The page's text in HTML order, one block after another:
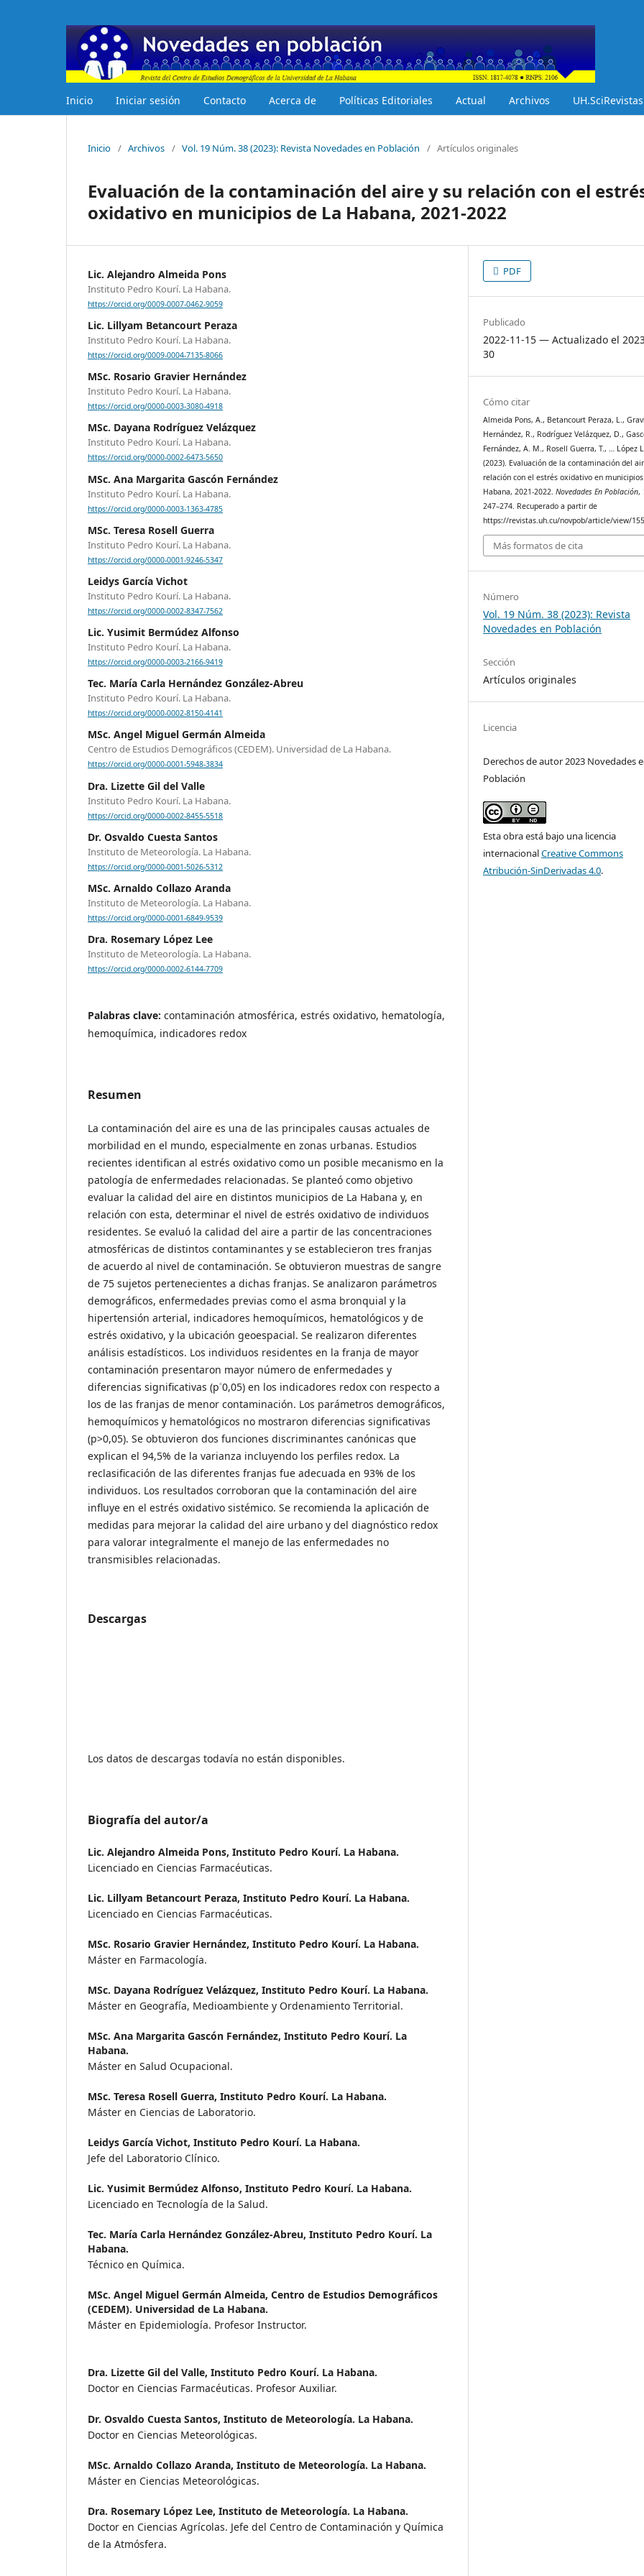
Inicio Iniciar sesión Contacto Acerca de Políticas Editoriales Actual Archivos UH.SciRevistas
Inicio / Archivos / Vol. 19 Núm. 38 (2023): Revista Novedades en Población / Artículos originales
Evaluación de la contaminación del aire y su relación con el
oxidativo en municipios de La Habana, 2021-2022
Lic. Alejandro Almeida Pons
Instituto Pedro Kourí. La Habana.
https://orcid.org/0009-0007-0462-9059
Lic. Lillyam Betancourt Peraza
Instituto Pedro Kourí. La Habana.
https://orcid.org/0009-0004-7135-8066
MSc. Rosario Gravier Hernández
Instituto Pedro Kourí. La Habana.
https://orcid.org/0000-0003-3080-4918
MSc. Dayana Rodríguez Velázquez
Instituto Pedro Kourí. La Habana.
https://orcid.org/0000-0002-6473-5650
MSc. Ana Margarita Gascón Fernández
Instituto Pedro Kourí. La Habana.
https://orcid.org/0000-0003-1363-4785
MSc. Teresa Rosell Guerra
Instituto Pedro Kourí. La Habana.
https://orcid.org/0000-0001-9246-5347
Leidys García Vichot
Instituto Pedro Kourí. La Habana.
https://orcid.org/0000-0002-8347-7562
Lic. Yusimit Bermúdez Alfonso
Instituto Pedro Kourí. La Habana.
https://orcid.org/0000-0003-2166-9419
Tec. María Carla Hernández González-Abreu
Instituto Pedro Kourí. La Habana.
https://orcid.org/0000-0002-8150-4141
MSc. Angel Miguel Germán Almeida
Centro de Estudios Demográficos (CEDEM). Universidad de La Habana.
https://orcid.org/0000-0001-5948-3834
Dra. Lizette Gil del Valle
Instituto Pedro Kourí. La Habana.
https://orcid.org/0000-0002-8455-5518
Dr. Osvaldo Cuesta Santos
Instituto de Meteorología. La Habana.
https://orcid.org/0000-0001-5026-5312
MSc. Arnaldo Collazo Aranda
Instituto de Meteorología. La Habana.
https://orcid.org/0000-0001-6849-9539
Dra. Rosemary López Lee
Instituto de Meteorología. La Habana.
https://orcid.org/0000-0002-6144-7709
Palabras clave: contaminación atmosférica, estrés oxidativo, hematología,
hemoquímica, indicadores redox
Resumen
La contaminación del aire es una de las principales causas actuales de
morbilidad en el mundo, especialmente en zonas urbanas. Estudios
recientes identifican al estrés oxidativo como un posible mecanismo en la
patología de enfermedades relacionadas. Se planteó como objetivo
evaluar la calidad del aire en distintos municipios de La Habana y, en
relación con esta, determinar el nivel de estrés oxidativo de individuos
residentes. Se evaluó la calidad del aire a partir de las concentraciones
atmosféricas de distintos contaminantes y se establecieron tres franjas
de acuerdo al nivel de contaminación. Se obtuvieron muestras de sangre
de 75 sujetos pertenecientes a dichas franjas. Se analizaron parámetros
demográficos, enfermedades previas como el asma bronquial y la
hipertensión arterial, indicadores hemoquímicos, hematológicos y de
estrés oxidativo, y la ubicación geoespacial. Se realizaron diferentes
análisis estadísticos. Los individuos residentes en la franja de mayor
contaminación presentaron mayor número de enfermedades y
diferencias significativas (p˂0,05) en los indicadores redox con respecto a
los de las franjas de menor contaminación. Los parámetros demográficos,
hemoquímicos y hematológicos no mostraron diferencias significativas
(p>0,05). Se obtuvieron dos funciones discriminantes canónicas que
explican el 94,5% de la varianza incluyendo los perfiles redox. La
reclasificación de las diferentes franjas fue adecuada en 93% de los
individuos. Los resultados corroboran que la contaminación del aire
influye en el estrés oxidativo sistémico. Se recomienda la aplicación de
medidas para mejorar la calidad del aire urbano y del diagnóstico redox
para valorar integralmente el manejo de las enfermedades no
transmisibles relacionadas.
Descargas
Los datos de descargas todavía no están disponibles.
Biografía del autor/a
Lic. Alejandro Almeida Pons, Instituto Pedro Kourí. La Habana.
Licenciado en Ciencias Farmacéuticas.
Lic. Lillyam Betancourt Peraza, Instituto Pedro Kourí. La Habana.
Licenciado en Ciencias Farmacéuticas.
MSc. Rosario Gravier Hernández, Instituto Pedro Kourí. La Habana.
Máster en Farmacología.
MSc. Dayana Rodríguez Velázquez, Instituto Pedro Kourí. La Habana.
Máster en Geografía, Medioambiente y Ordenamiento Territorial.
MSc. Ana Margarita Gascón Fernández, Instituto Pedro Kourí. La
Habana.
Máster en Salud Ocupacional.
MSc. Teresa Rosell Guerra, Instituto Pedro Kourí. La Habana.
Máster en Ciencias de Laboratorio.
Leidys García Vichot, Instituto Pedro Kourí. La Habana.
Jefe del Laboratorio Clínico.
Lic. Yusimit Bermúdez Alfonso, Instituto Pedro Kourí. La Habana.
Licenciado en Tecnología de la Salud.
Tec. María Carla Hernández González-Abreu, Instituto Pedro Kourí. La
Habana.
Técnico en Química.
MSc. Angel Miguel Germán Almeida, Centro de Estudios Demográficos
(CEDEM). Universidad de La Habana.
Máster en Epidemiología. Profesor Instructor.
Dra. Lizette Gil del Valle, Instituto Pedro Kourí. La Habana.
Doctor en Ciencias Farmacéuticas. Profesor Auxiliar.
Dr. Osvaldo Cuesta Santos, Instituto de Meteorología. La Habana.
Doctor en Ciencias Meteorológicas.
MSc. Arnaldo Collazo Aranda, Instituto de Meteorología. La Habana.
Máster en Ciencias Meteorológicas.
Dra. Rosemary López Lee, Instituto de Meteorología. La Habana.
Doctor en Ciencias Agrícolas. Jefe del Centro de Contaminación y Química
de la Atmósfera.
PDF
Publicado
2022-11-15 — Actualizado el
30
Cómo citar
Almeida Pons, A., Betancourt Peraza, L.,
Hernández, R., Rodríguez Velázquez, D.,
Fernández, A. M., Rosell Guerra, T., … López
(2023). Evaluación de la contaminación del
relación con el estrés oxidativo en municipios
Habana, 2021-2022.Novedades En Población,
247–274. Recuperado a partir de
https://revistas.uh.cu/novpob/article/view/
Más formatos de cita
Número
Vol. 19 Núm. 38 (2023): Revista
Novedades en Población
Sección
Artículos originales
Licencia
Derechos de autor 2023 Novedades
Población
Esta obra está bajo una licencia
internacionalCreative Commons
Atribución-SinDerivadas 4.0.